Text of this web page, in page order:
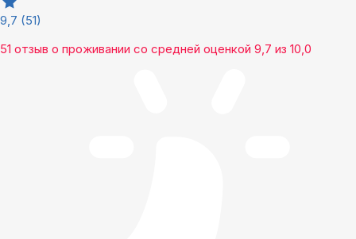
9,7 (51)
51 отзыв о проживании со средней оценкой 9,7 из 10,0